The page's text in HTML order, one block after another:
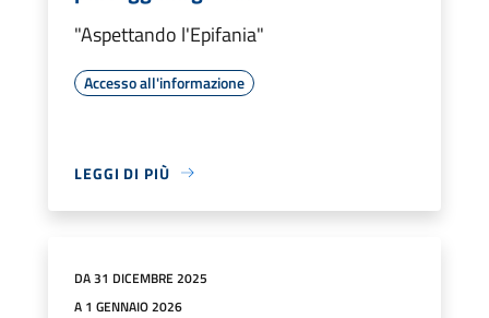
"Aspettando l'Epifania"
Accesso all'informazione
LEGGI DI PIÙ
DA 31 DICEMBRE 2025
A 1 GENNAIO 2026